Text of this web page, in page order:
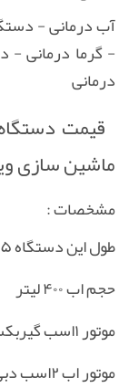
s
u
l
l
c
r
e
n
آب درمانی -
- گرما درمانی -
درمانی
قیمت
ماشین سازی
مشخصات :
طول این دستگاه ۵متر
حجم اب ۴۰۰ لیتر
موتور ۱اسب گیربکسی سه فاز
موتور اب ۲اسب دبی بالا